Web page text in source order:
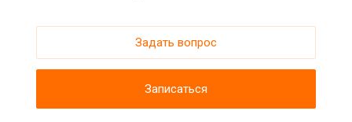
Задать вопрос
Записаться